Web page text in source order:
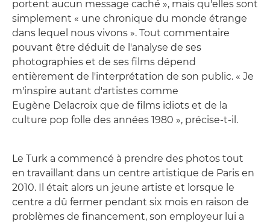
portent aucun message caché », mais qu'elles sont
simplement « une chronique du monde étrange
dans lequel nous vivons ». Tout commentaire
pouvant être déduit de l'analyse de ses
photographies et de ses films dépend
entièrement de l'interprétation de son public. « Je
m'inspire autant d'artistes comme
Eugène Delacroix que de films idiots et de la
culture pop folle des années 1980 », précise-t-il.
Le Turk a commencé à prendre des photos tout
en travaillant dans un centre artistique de Paris en
2010. Il était alors un jeune artiste et lorsque le
centre a dû fermer pendant six mois en raison de
problèmes de financement, son employeur lui a